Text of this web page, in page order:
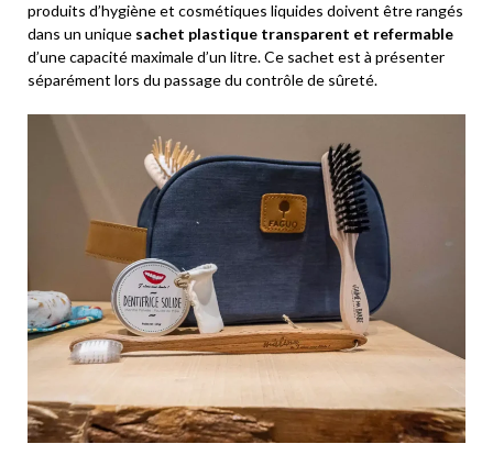
produits d’hygiène et cosmétiques liquides doivent être rangés
dans un unique sachet plastique transparent et refermable
d’une capacité maximale d’un litre. Ce sachet est à présenter
séparément lors du passage du contrôle de sûreté.